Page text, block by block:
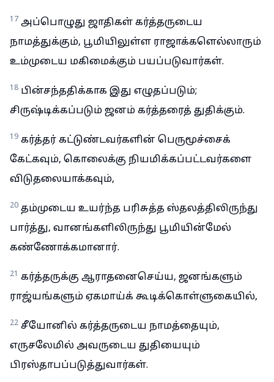
17 அப்பொழுது ஜாதிகள் கர்த்தருடைய
நாமத்துக்கும், பூமியிலுள்ள ராஜாக்களெல்லாரும்
உம்முடைய மகிமைக்கும் பயப்படுவார்கள்.
18 பின்சந்ததிக்காக இது எழுதப்படும்;
சிருஷ்டிக்கப்படும் ஜனம் கர்த்தரைத் துதிக்கும்.
19 கர்த்தர் கட்டுண்டவர்களின் பெருமூச்சைக்
கேட்கவும், கொலைக்கு நியமிக்கப்பட்டவர்களை
விடுதலையாக்கவும்,
20 தம்முடைய உயர்ந்த பரிசுத்த ஸ்தலத்திலிருந்து
பார்த்து, வானங்களிலிருந்து பூமியின்மேல்
கண்ணோக்கமானார்.
21 கர்த்தருக்கு ஆராதனைசெய்ய, ஜனங்களும்
ராஜ்யங்களும் ஏகமாய்க் கூடிக்கொள்ளுகையில்,
22 சீயோனில் கர்த்தருடைய நாமத்தையும்,
எருசலேமில் அவருடைய துதியையும்
பிரஸ்தாபப்படுத்துவார்கள்.